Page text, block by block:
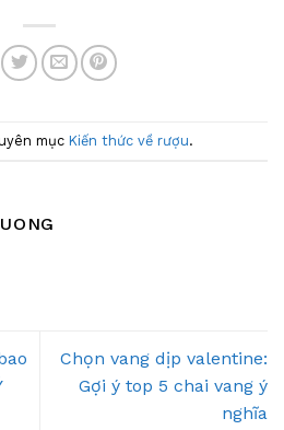
mục Kiến thức về rượu.
Chọn vang dịp valentine:
Gợi ý top 5 chai vang ý
nghĩa